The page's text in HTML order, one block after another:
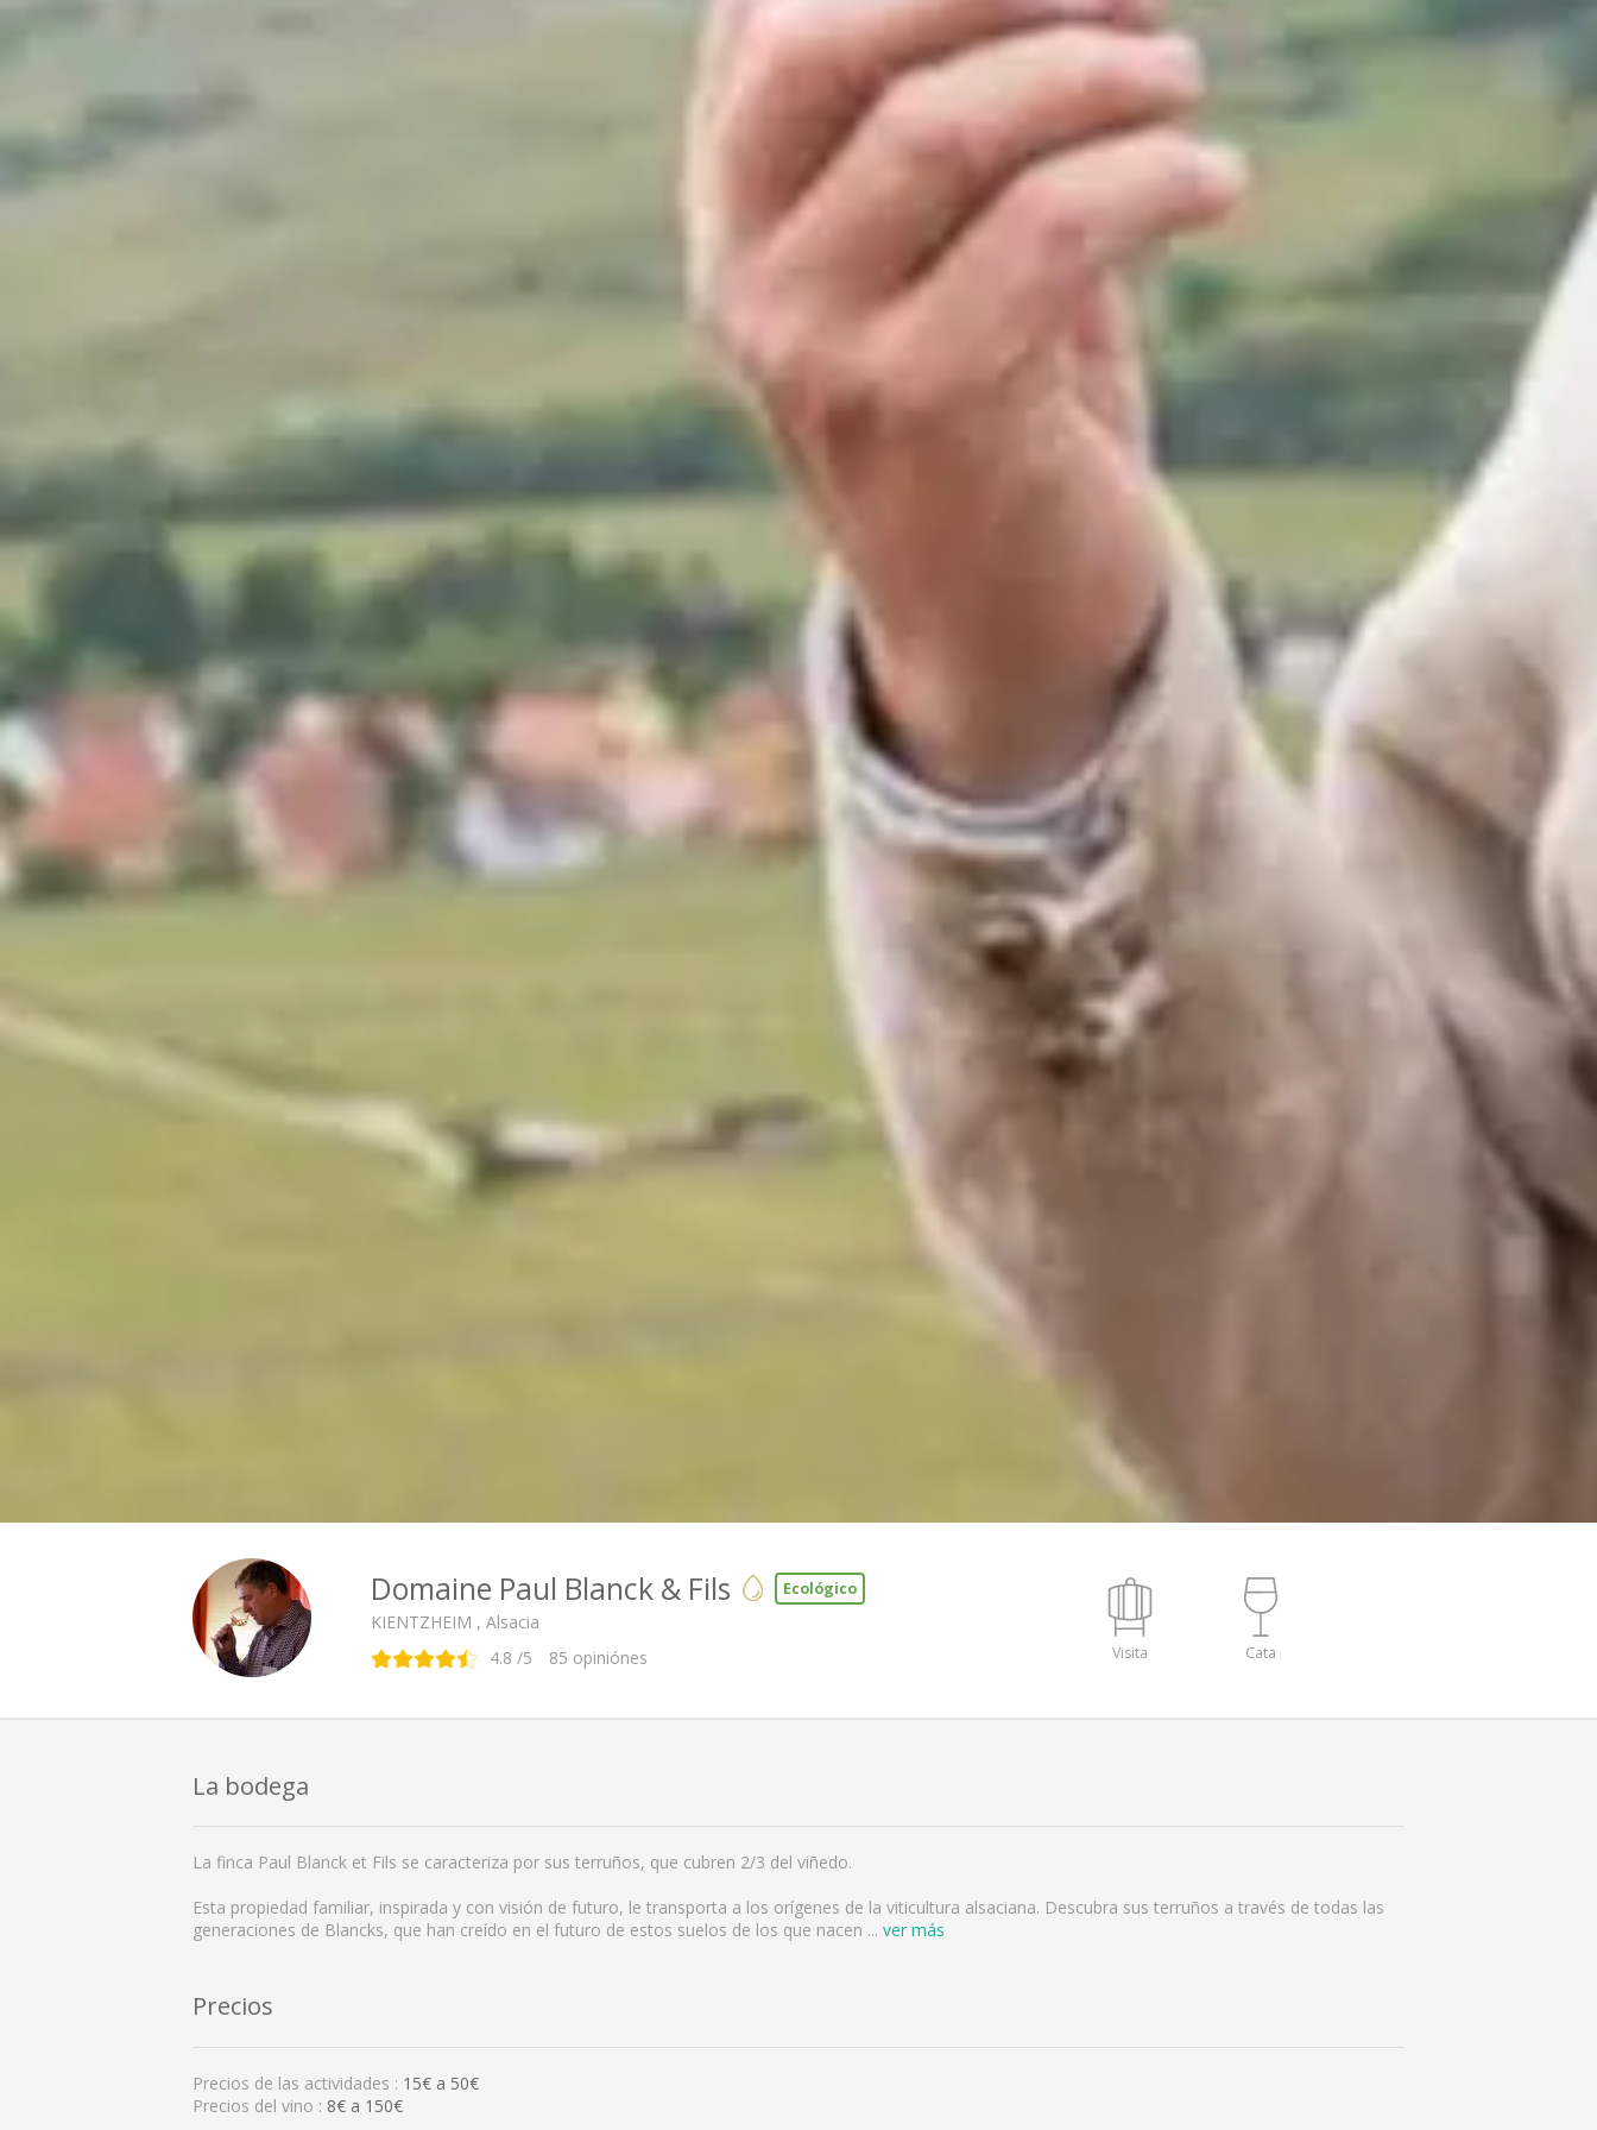
Domaine Paul Blanck & Fils Ecológico
KIENTZHEIM , Alsacia
4.8 /5 85 opiniónes Visita Cata
La bodega
La finca Paul Blanck et Fils se caracteriza por sus terruños, que cubren 2/3 del viñedo.
Esta propiedad familiar, inspirada y con visión de futuro, le transporta a los orígenes de la viticultura alsaciana. Descubra sus terruños a través de todas las
generaciones de Blancks, que han creído en el futuro de estos suelos de los que nacen ... ver más
Precios
Precios de las actividades : 15€ a 50€
Precios del vino : 8€ a 150€